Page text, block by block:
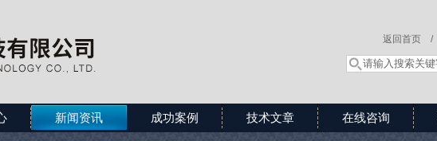
返回首页 /
新闻资讯 成功案例 技术文章 在线咨询